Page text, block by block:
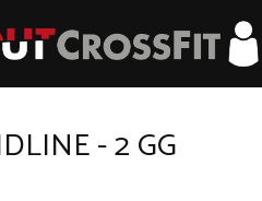
- 2 GG